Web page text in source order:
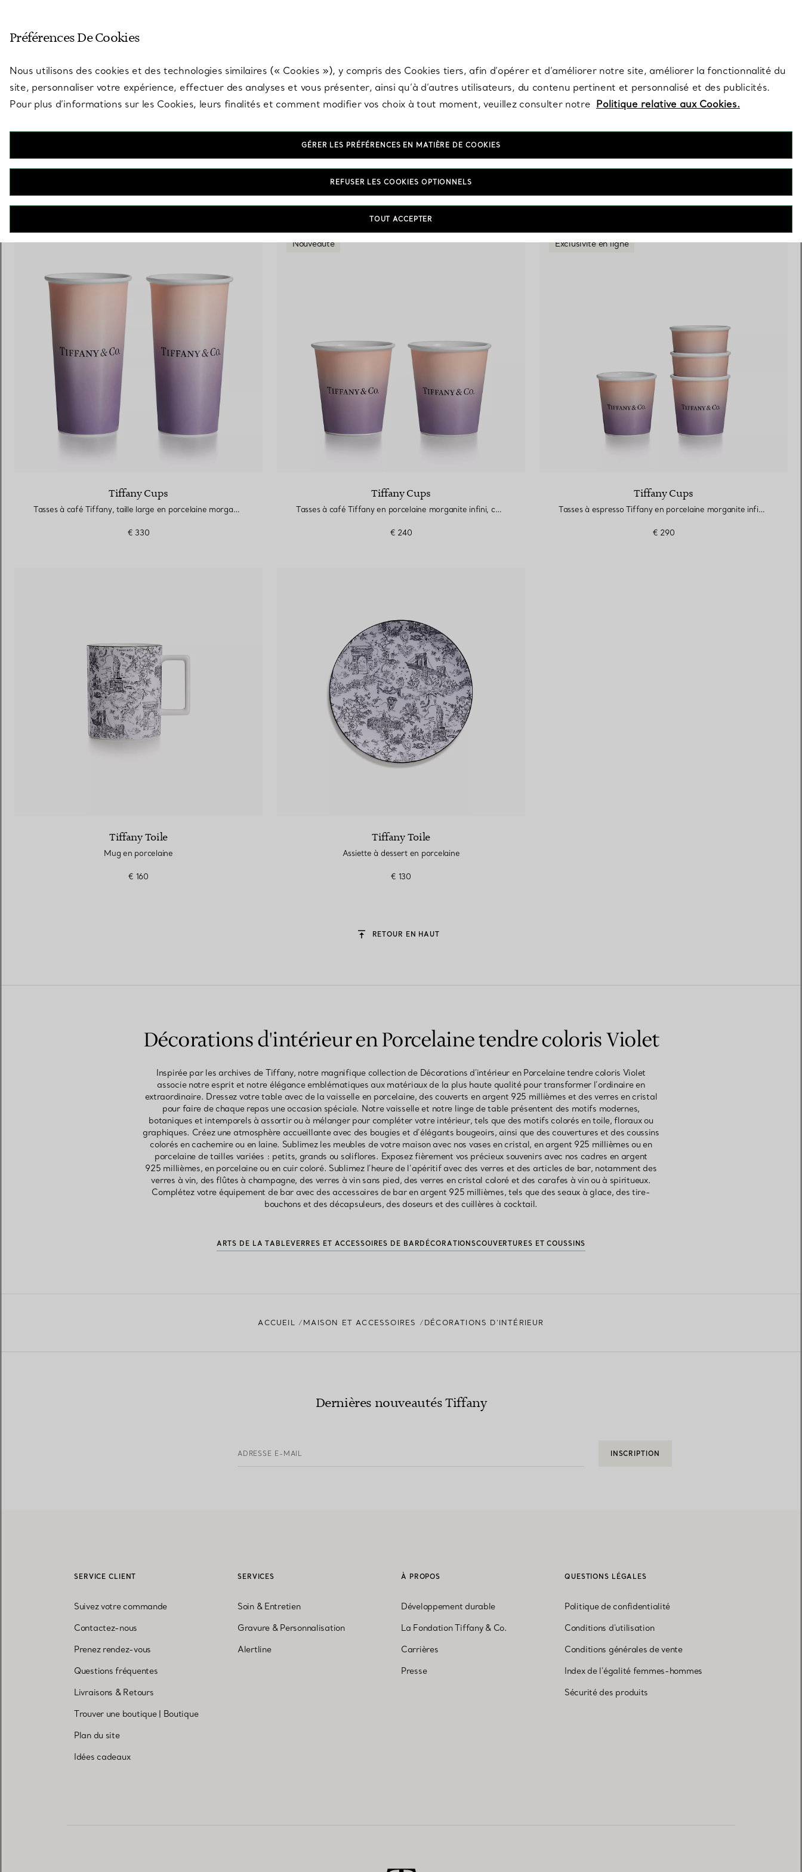
Alliances pour femme
Prenez rendez-vous avec un expert en diamants Tiffany.
5 PRODUITS
Décorations d'intérieur en
Porcelaine tendre coloris
Violet
FILTRES
Tiffany Cups
Tasses à café Tiffany, taille large en porcelaine morganite infini
€ 330
Nouveauté
Tiffany Cups
Tasses à café Tiffany en porcelaine morganite infini, collection de deux
€ 240
Exclusivité en ligne
Tiffany Cups
Tasses à espresso Tiffany en porcelaine morganite infini, collection de quatre
€ 290
Tiffany Toile
Mug en porcelaine
€ 160
Tiffany Toile
Assiette à dessert en porcelaine
€ 130
RETOUR EN HAUT
Décorations d'intérieur en Porcelaine tendre coloris Violet
Inspirée par les archives de Tiffany, notre magnifique collection de Décorations d'intérieur en Porcelaine tendre coloris Violet
associe notre esprit et notre élégance emblématiques aux matériaux de la plus haute qualité pour transformer l’ordinaire en
extraordinaire. Dressez votre table avec de la vaisselle en porcelaine, des couverts en argent 925 millièmes et des verres en cristal
pour faire de chaque repas une occasion spéciale. Notre vaisselle et notre linge de table présentent des motifs modernes,
botaniques et intemporels à assortir ou à mélanger pour compléter votre intérieur, tels que des motifs colorés en toile, floraux ou
graphiques. Créez une atmosphère accueillante avec des bougies et d’élégants bougeoirs, ainsi que des couvertures et des coussins
colorés en cachemire ou en laine. Sublimez les meubles de votre maison avec nos vases en cristal, en argent 925 millièmes ou en
porcelaine de tailles variées : petits, grands ou soliflores. Exposez fièrement vos précieux souvenirs avec nos cadres en argent
925 millièmes, en porcelaine ou en cuir coloré. Sublimez l’heure de l’apéritif avec des verres et des articles de bar, notamment des
verres à vin, des flûtes à champagne, des verres à vin sans pied, des verres en cristal coloré et des carafes à vin ou à spiritueux.
Complétez votre équipement de bar avec des accessoires de bar en argent 925 millièmes, tels que des seaux à glace, des tire-
bouchons et des décapsuleurs, des doseurs et des cuillères à cocktail.
ARTS DE LA TABLEVERRES ET ACCESSOIRES DE BAR DÉCORATIONSCOUVERTURES ET COUSSINS
ACCUEIL MAISON ET ACCESSOIRES DÉCORATIONS D'INTÉRIEUR
Dernières nouveautés Tiffany
ADRESSE E-MAIL INSCRIPTION
SERVICE CLIENT
Suivez votre commande
Contactez-nous
Prenez rendez-vous
Questions fréquentes
Livraisons & Retours
Trouver une boutique|
Boutique
Plan du site
Idées cadeaux
SERVICES
Soin & Entretien
Gravure & Personnalisation
Alertline
À PROPOS
Développement durable
La Fondation Tiffany & Co.
Carrières
Presse
QUESTIONS LÉGALES
Politique de confidentialité
Conditions d'utilisation
Conditions générales de vente
Index de l'égalité femmes-hommes
Sécurité des produits
Préférences De Cookies
Nous utilisons des cookies et des technologies similaires (« Cookies »), y compris des Cookies tiers, afin d’opérer et d’améliorer notre site, améliorer la fonctionnalité du
site, personnaliser votre expérience, effectuer des analyses et vous présenter, ainsi qu’à d’autres utilisateurs, du contenu pertinent et personnalisé et des publicités.
Pour plus d’informations sur les Cookies, leurs finalités et comment modifier vos choix à tout moment, veuillez consulter notre Politique relative aux Cookies.
GÉRER LES PRÉFÉRENCES EN MATIÈRE DE COOKIES
REFUSER LES COOKIES OPTIONNELS
TOUT ACCEPTER